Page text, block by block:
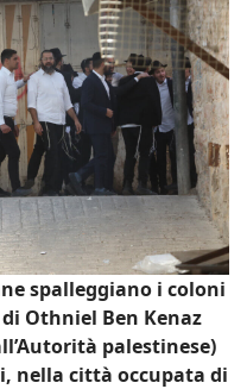
spalleggiano i coloni
Othniel Ben Kenaz
palestinese)
nella città occupata di